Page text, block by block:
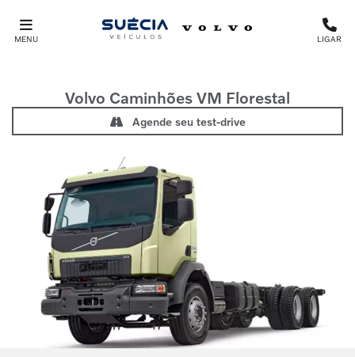
MENU LIGAR
Volvo Caminhões VM Florestal
Agende seu test-drive
Anterior